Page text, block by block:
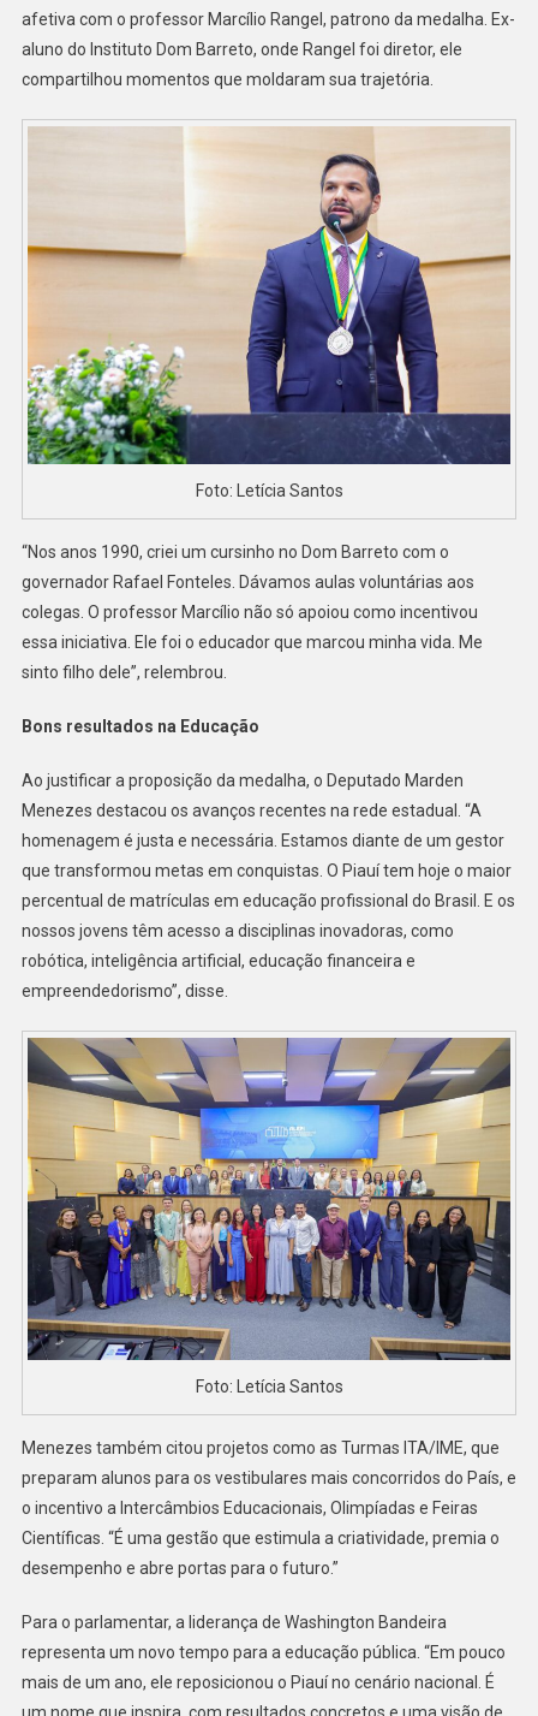
afetiva com o professor Marcílio Rangel, patrono da medalha. Ex-
aluno do Instituto Dom Barreto, onde Rangel foi diretor, ele
compartilhou momentos que moldaram sua trajetória.
Foto: Letícia Santos
“Nos anos 1990, criei um cursinho no Dom Barreto com o
governador Rafael Fonteles. Dávamos aulas voluntárias aos
colegas. O professor Marcílio não só apoiou como incentivou
essa iniciativa. Ele foi o educador que marcou minha vida. Me
sinto filho dele”, relembrou.
Bons resultados na Educação
Ao justificar a proposição da medalha, o Deputado Marden
Menezes destacou os avanços recentes na rede estadual. “A
homenagem é justa e necessária. Estamos diante de um gestor
que transformou metas em conquistas. O Piauí tem hoje o maior
percentual de matrículas em educação profissional do Brasil. E os
nossos jovens têm acesso a disciplinas inovadoras, como
robótica, inteligência artificial, educação financeira e
empreendedorismo”, disse.
Foto: Letícia Santos
Menezes também citou projetos como as Turmas ITA/IME, que
preparam alunos para os vestibulares mais concorridos do País, e
o incentivo a Intercâmbios Educacionais, Olimpíadas e Feiras
Científicas. “É uma gestão que estimula a criatividade, premia o
desempenho e abre portas para o futuro.”
Para o parlamentar, a liderança de Washington Bandeira
representa um novo tempo para a educação pública. “Em pouco
mais de um ano, ele reposicionou o Piauí no cenário nacional. É